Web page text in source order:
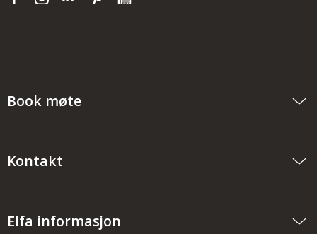
Book møte
Kontakt
Elfa informasjon